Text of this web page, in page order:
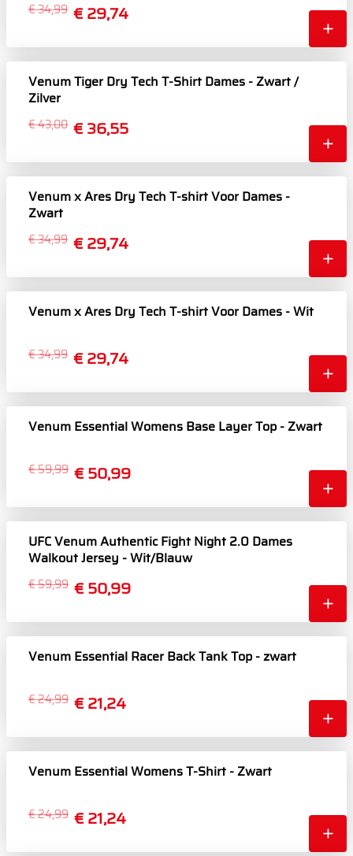
€ 29,74
€ 34,99
Venum Tiger Dry Tech T-Shirt Dames - Zwart /
Zilver
€ 36,55
€ 43,00
Venum x Ares Dry Tech T-shirt Voor Dames -
Zwart
€ 29,74
€ 34,99
Venum x Ares Dry Tech T-shirt Voor Dames - Wit
€ 29,74
€ 34,99
Venum Essential Womens Base Layer Top - Zwart
€ 50,99
€ 59,99
UFC Venum Authentic Fight Night 2.0 Dames
Walkout Jersey - Wit/Blauw
€ 50,99
€ 59,99
Venum Essential Racer Back Tank Top - zwart
€ 21,24
€ 24,99
Venum Essential Womens T-Shirt - Zwart
€ 21,24
€ 24,99